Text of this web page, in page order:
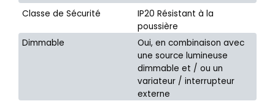
Classe de Sécurité
IP20 Résistant à la
poussière
Dimmable
Oui, en combinaison avec
une source lumineuse
dimmable et / ou un
variateur / interrupteur
externe